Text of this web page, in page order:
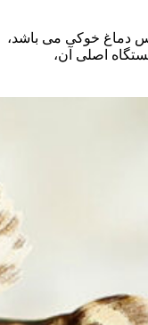
دماغ خوکی می باشد،
اصلی آن،